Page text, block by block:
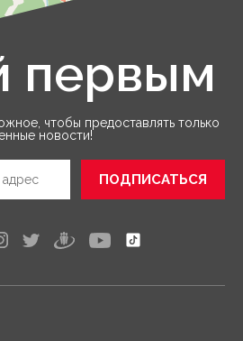
первым
чтобы предоставлять только
новости!
ПОДПИСАТЬСЯ